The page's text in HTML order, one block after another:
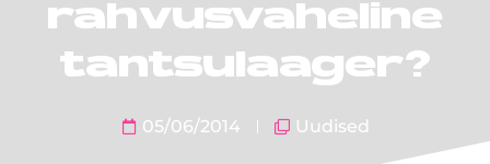
rahvusvaheline
tantsulaager?
05/06/2014 Uudised